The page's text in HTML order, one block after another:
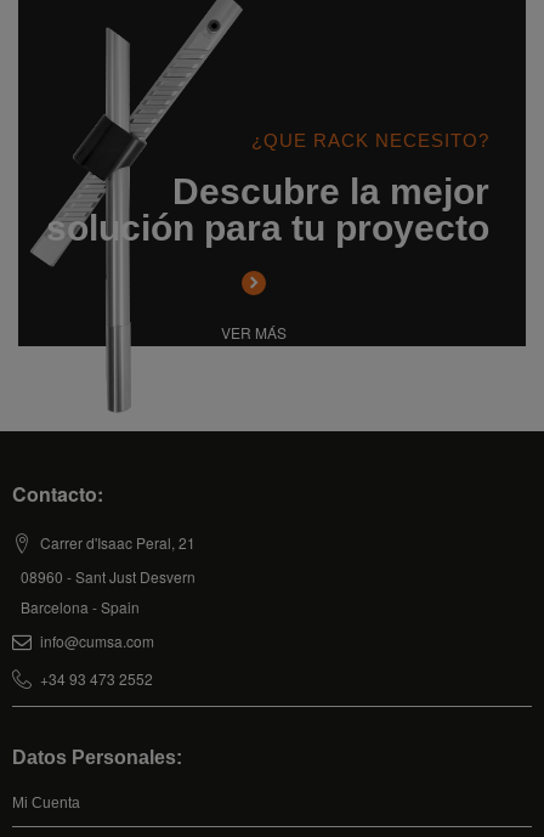
¿QUE RACK NECESITO?
Descubre la mejor
solución para tu proyecto
VER MÁS
Contacto:
Carrer d'Isaac Peral, 21
08960 - Sant Just Desvern
Barcelona - Spain
info@cumsa.com
+34 93 473 2552
Datos Personales:
Mi Cuenta